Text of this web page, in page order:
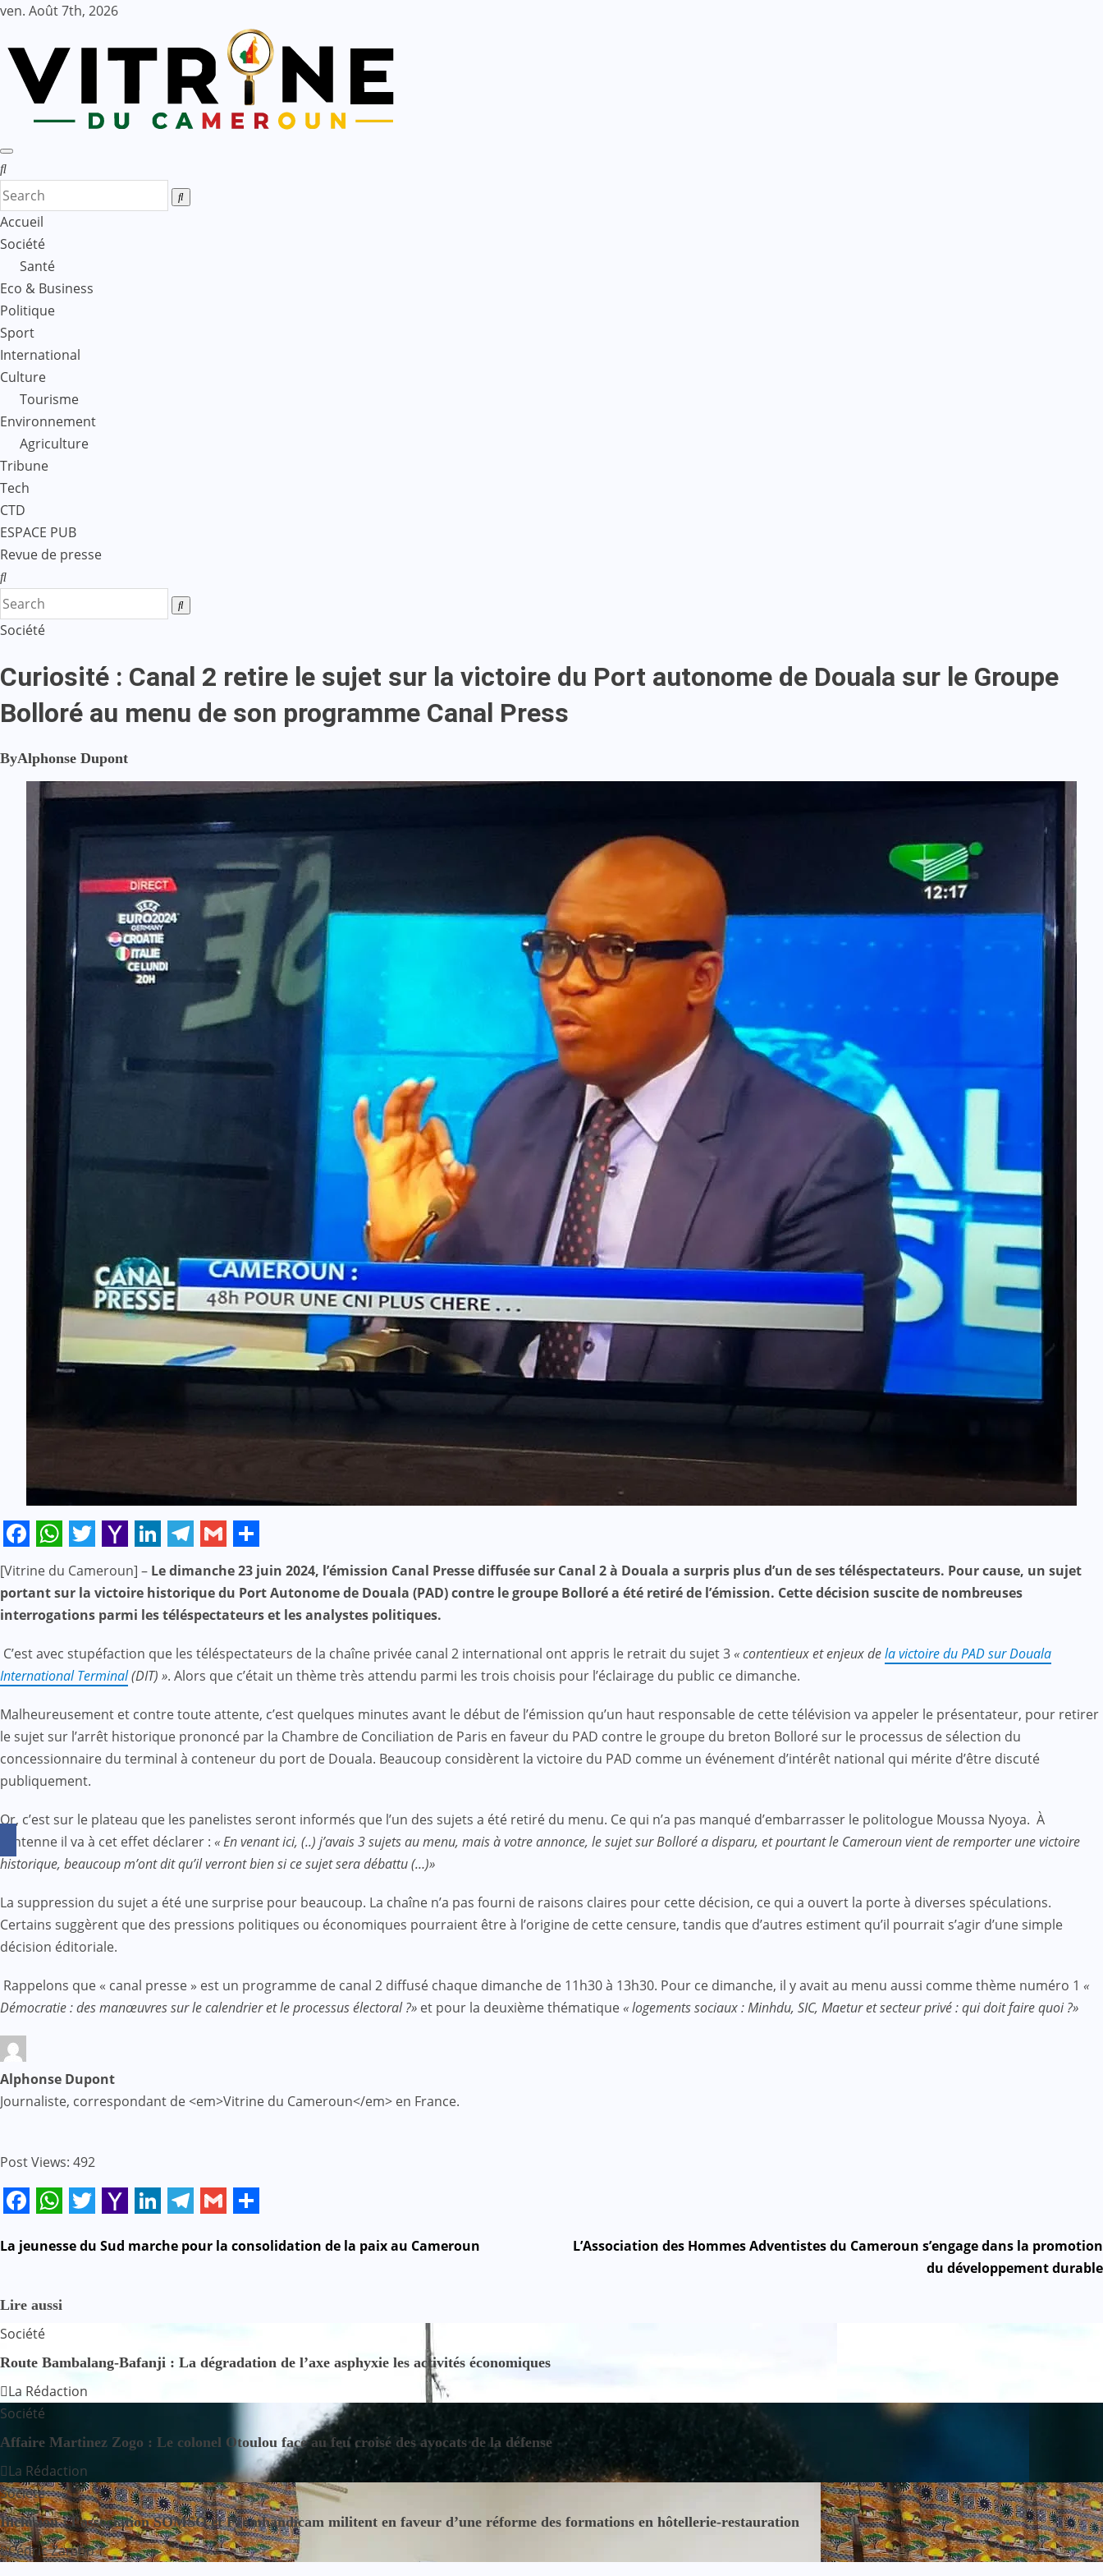
Skip
content
ven. Août 7th, 2026
Accueil
Société
Santé
Eco & Business
Politique
Sport
International
Culture
Tourisme
Environnement
Agriculture
Tribune
Tech
CTD
ESPACE PUB
Revue de presse
Société
Curiosité : Canal 2 retire le sujet sur la victoire du Port autonome de Douala sur le Groupe
Bolloré au menu de son programme Canal Press
ByAlphonse Dupont
Facebook
WhatsApp
Twitter
Yahoo
Mail
LinkedIn
Telegram
Gmail
Share
[Vitrine du Cameroun] – Le dimanche 23 juin 2024, l’émission Canal Presse diffusée sur Canal 2 à Douala a surpris plus d’un de ses téléspectateurs. Pour cause, un sujet
portant sur la victoire historique du Port Autonome de Douala (PAD) contre le groupe Bolloré a été retiré de l’émission. Cette décision suscite de nombreuses
interrogations parmi les téléspectateurs et les analystes politiques.
C’est avec stupéfaction que les téléspectateurs de la chaîne privée canal 2 international ont appris le retrait du sujet 3« contentieux et enjeux dela victoire du PAD sur Douala
International Terminal(DIT) ». Alors que c’était un thème très attendu parmi les trois choisis pour l’éclairage du public ce dimanche.
Malheureusement et contre toute attente, c’est quelques minutes avant le début de l’émission qu’un haut responsable de cette télévision va appeler le présentateur, pour retirer
le sujet sur l’arrêt historique prononcé par la Chambre de Conciliation de Paris en faveur du PAD contre le groupe du breton Bolloré sur le processus de sélection du
concessionnaire du terminal à conteneur du port de Douala. Beaucoup considèrent la victoire du PAD comme un événement d’intérêt national qui mérite d’être discuté
publiquement.
Or, c’est sur le plateau que les panelistes seront informés que l’un des sujets a été retiré du menu. Ce qui n’a pas manqué d’embarrasser le politologue Moussa Nyoya. À
l’antenne il va à cet effet déclarer : « En venant ici, (..) j’avais 3 sujets au menu, mais à votre annonce, le sujet sur Bolloré a disparu, et pourtant le Cameroun vient de remporter une victoire
historique, beaucoup m’ont dit qu’il verront bien si ce sujet sera débattu (…)»
La suppression du sujet a été une surprise pour beaucoup. La chaîne n’a pas fourni de raisons claires pour cette décision, ce qui a ouvert la porte à diverses spéculations.
Certains suggèrent que des pressions politiques ou économiques pourraient être à l’origine de cette censure, tandis que d’autres estiment qu’il pourrait s’agir d’une simple
décision éditoriale.
Rappelons que « canal presse » est un programme de canal 2 diffusé chaque dimanche de 11h30 à 13h30. Pour ce dimanche, il y avait au menu aussi comme thème numéro 1 «
Démocratie : des manœuvres sur le calendrier et le processus électoral ?» et pour la deuxième thématique« logements sociaux : Minhdu, SIC, Maetur et secteur privé : qui doit faire quoi ?»
Alphonse Dupont
Journaliste, correspondant de <em>Vitrine du Cameroun</em> en France.
Post Views: 492
Mail
N
i
g
a
t
i
o
n
La jeunesse du Sud marche pour la consolidation de la paix au Cameroun
L’Association des Hommes Adventistes du Cameroun s’engage dans la promotion
du développement durable
Lire aussi
Société
Route Bambalang-Bafanji : La dégradation de l’axe asphyxie les activités économiques
La Rédaction
Société
Affaire Martinez Zogo : Le colonel Otoulou face au feu croisé des avocats de la défense
La Rédaction
Société
Inclusion : l’association SOMSO et Promhandicam militent en faveur d’une réforme des formations en hôtellerie-restauration
Cédric Zambo